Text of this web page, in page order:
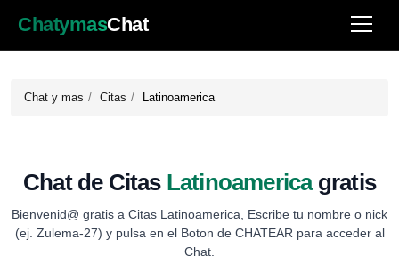
ChatymasChat
Chat y mas Citas Latinoamerica
Chat de Citas Latinoamericagratis
Bienvenid@ gratis a Citas Latinoamerica, Escribe tu nombre o nick
(ej. Zulema-27) y pulsa en el Boton de CHATEAR para acceder al
Chat.